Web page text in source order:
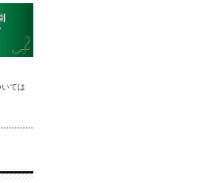
ては